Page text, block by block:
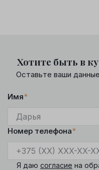
Хотите быть в
Оставьте ваши
Имя*
Номер телефона*
Я даю согласие на